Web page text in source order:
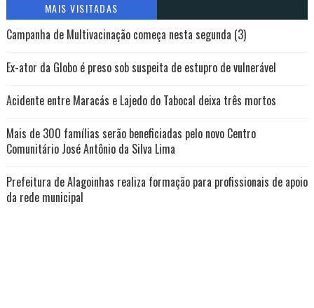
MAIS VISITADAS
Campanha de Multivacinação começa nesta segunda (3)
Ex-ator da Globo é preso sob suspeita de estupro de vulnerável
Acidente entre Maracás e Lajedo do Tabocal deixa três mortos
Mais de 300 famílias serão beneficiadas pelo novo Centro
Comunitário José Antônio da Silva Lima
Prefeitura de Alagoinhas realiza formação para profissionais de apoio
da rede municipal